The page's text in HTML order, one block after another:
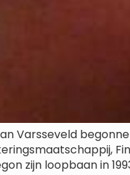
Varsseveld
zijn loopbaan in